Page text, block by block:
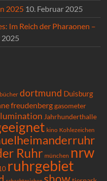
2025 10. Februar 2025
Im Reich der Pharaonen –
2025
bücher dortmund Duisburg
freudenberg gasometer
Jahrhunderthalle
kino Kohlezeichen
Ruhr münchen nrw
ruhrgebiet